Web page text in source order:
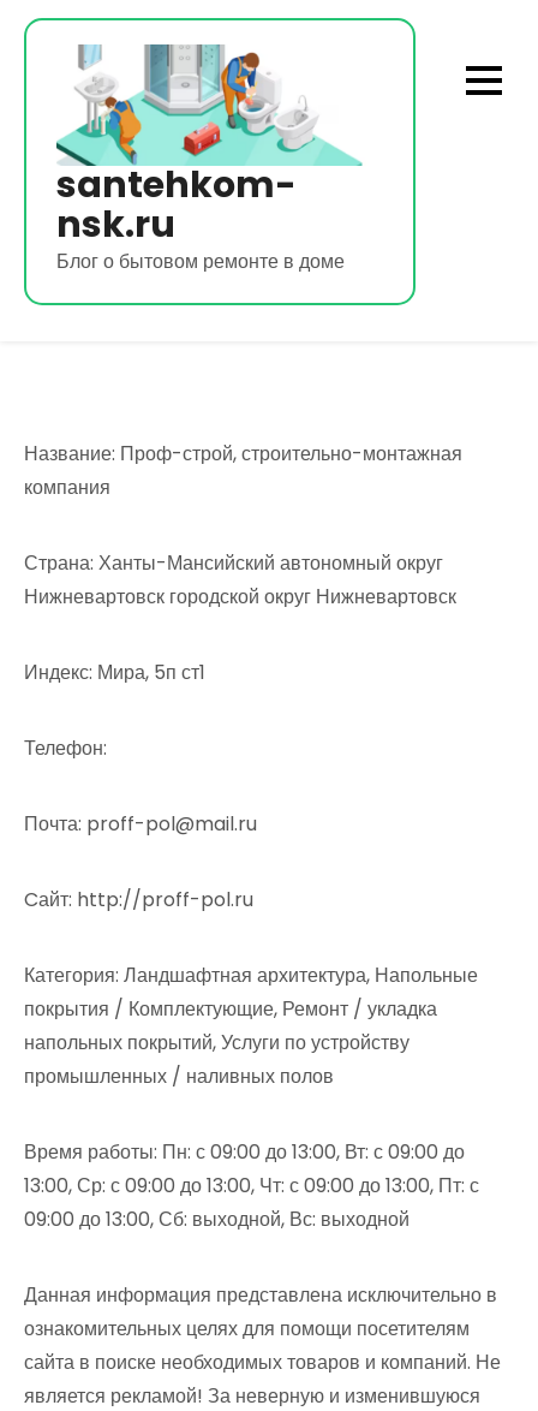
Перейти
содержимому
santehkom-
nsk.ru
Блог о бытовом ремонте в доме
Название: Проф-строй, строительно-монтажная
компания
Страна: Ханты-Мансийский автономный округ
Нижневартовск городской округ Нижневартовск
Индекс: Мира, 5п ст1
Телефон:
Почта: proff-pol@mail.ru
Cайт: http://proff-pol.ru
Категория: Ландшафтная архитектура, Напольные
покрытия / Комплектующие, Ремонт / укладка
напольных покрытий, Услуги по устройству
промышленных / наливных полов
Время работы: Пн: с 09:00 до 13:00, Вт: с 09:00 до
13:00, Ср: с 09:00 до 13:00, Чт: с 09:00 до 13:00, Пт: с
09:00 до 13:00, Сб: выходной, Вс: выходной
Данная информация представлена исключительно в
ознакомительных целях для помощи посетителям
сайта в поиске необходимых товаров и компаний. Не
является рекламой! За неверную и изменившуюся